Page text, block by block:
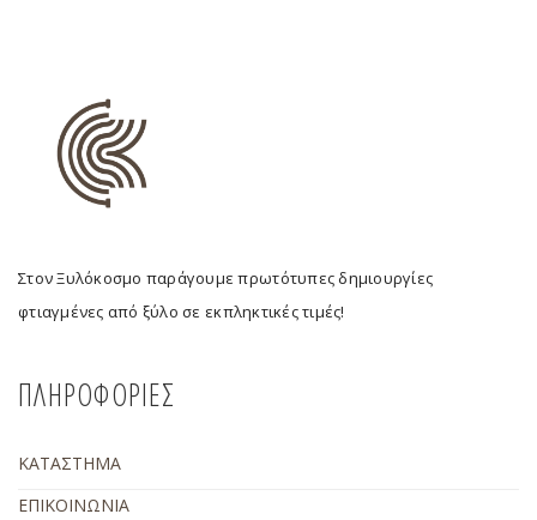
Στον Ξυλόκοσμο παράγουμε πρωτότυπες δημιουργίες
φτιαγμένες από ξύλο σε εκπληκτικές τιμές!
ΠΛΗΡΟΦΟΡΙΕΣ
ΚΑΤΑΣΤΗΜΑ
ΕΠΙΚΟΙΝΩΝΙΑ